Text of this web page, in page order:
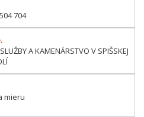
704
A KAMENÁRSTVO V SPIŠSKEJ
mieru